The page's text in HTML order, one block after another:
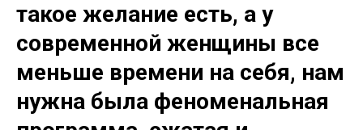
такое желание есть, а у
современной женщины все
меньше времени на себя, нам
нужна была феноменальная